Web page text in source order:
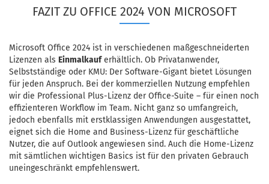
FAZIT ZU OFFICE 2024 VON MICROSOFT
Microsoft Office 2024 ist in verschiedenen maßgeschneiderten
Lizenzen als Einmalkauferhältlich. Ob Privatanwender,
Selbstständige oder KMU: Der Software-Gigant bietet Lösungen
für jeden Anspruch. Bei der kommerziellen Nutzung empfehlen
wir die Professional Plus-Lizenz der Office-Suite – für einen noch
effizienteren Workflow im Team. Nicht ganz so umfangreich,
jedoch ebenfalls mit erstklassigen Anwendungen ausgestattet,
eignet sich die Home and Business-Lizenz für geschäftliche
Nutzer, die auf Outlook angewiesen sind. Auch die Home-Lizenz
mit sämtlichen wichtigen Basics ist für den privaten Gebrauch
uneingeschränkt empfehlenswert.